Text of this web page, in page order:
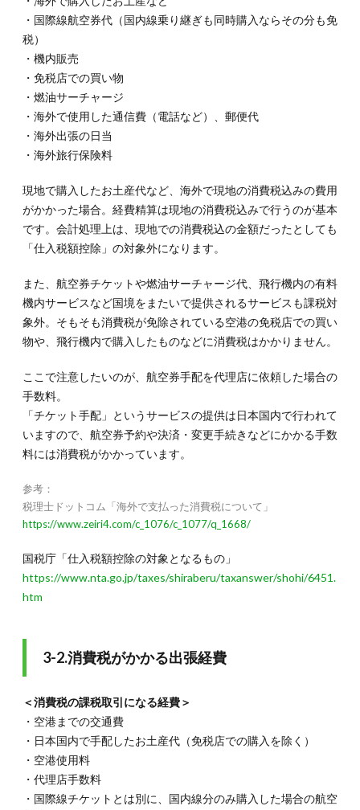
・国際線航空券代（国内線乗り継ぎも同時購入ならその分も免
税）
・機内販売
・免税店での買い物
・燃油サーチャージ
・海外で使用した通信費（電話など）、郵便代
・海外出張の日当
・海外旅行保険料
現地で購入したお土産代など、海外で現地の消費税込みの費用
がかかった場合。経費精算は現地の消費税込みで行うのが基本
です。会計処理上は、現地での消費税込の金額だったとしても
「仕入税額控除」の対象外になります。
また、航空券チケットや燃油サーチャージ代、飛行機内の有料
機内サービスなど国境をまたいで提供されるサービスも課税対
象外。そもそも消費税が免除されている空港の免税店での買い
物や、飛行機内で購入したものなどに消費税はかかりません。
ここで注意したいのが、航空券手配を代理店に依頼した場合の
手数料。
「チケット手配」というサービスの提供は日本国内で行われて
いますので、航空券予約や決済・変更手続きなどにかかる手数
料には消費税がかかっています。
参考：
税理士ドットコム「海外で支払った消費税について」
https://www.zeiri4.com/c_1076/c_1077/q_1668/
国税庁「仕入税額控除の対象となるもの」
https://www.nta.go.jp/taxes/shiraberu/taxanswer/shohi/6451.
htm
3-2.消費税がかかる出張経費
＜消費税の課税取引になる経費＞
・空港までの交通費
・日本国内で手配したお土産代（免税店での購入を除く）
・空港使用料
・代理店手数料
・国際線チケットとは別に、国内線分のみ購入した場合の航空